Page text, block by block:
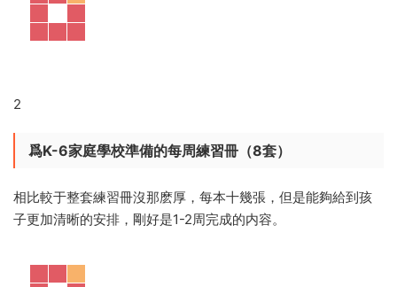
2
爲K-6家庭學校準備的每周練習冊（8套）
相比較于整套練習冊沒那麽厚，每本十幾張，但是能夠給到孩
子更加清晰的安排，剛好是1-2周完成的内容。